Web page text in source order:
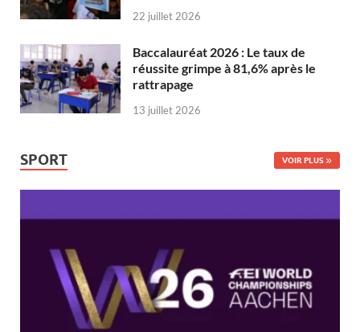
22 juillet 2026
Baccalauréat 2026 : Le taux de
réussite grimpe à 81,6% après le
rattrapage
13 juillet 2026
SPORT VOIR PLUS